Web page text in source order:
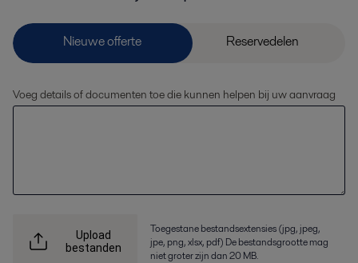
Voeg details of documenten toe die kunnen helpen bij uw aanvraag
Upload
bestanden
Toegestane bestandsextensies (jpg, jpeg,
jpe, png, xlsx, pdf) De bestandsgrootte mag
niet groter zijn dan 20 MB.